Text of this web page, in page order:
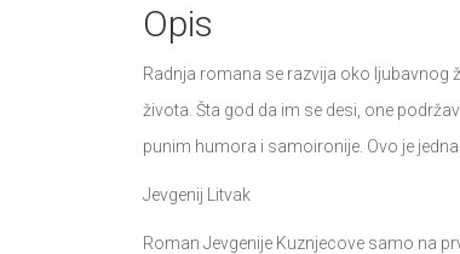
Opis
Radnja romana se razvija oko ljubavnog
života. Šta god da im se desi, one
punim humora i samoironije. Ovo je
Jevgenij Litvak
Roman Jevgenije Kuznjecove samo na